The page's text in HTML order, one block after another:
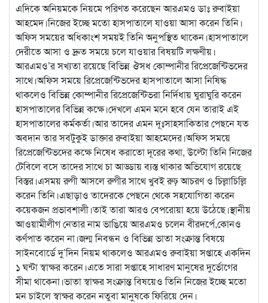
এদিকে অনিয়মকে নিয়মে পরিণত করেছেন আরএমও ডাঃ রুবাইয়া
আহমেদ।নিজের ইচ্ছে মতো হাসপাতালে যাওয়া আসা করেন তিনি।
অফিস সময়ের অধিকাংশ সময়ই তিনি অনুপস্থিত থাকেন।হাসপাতালে
দেরীতে আসা ও দ্রুত সময়ে চলে যাওয়ার বিষয়টি লক্ষণীয়।
আরএমও’র সখ্যতা রয়েছে বিভিন্ন ঔসধ কোম্পানীর রিপ্রেজেন্টিভদের
সাথে।অফিস সময়ে রিপ্রেজেন্টিভদের হাসপাতালে আসা নিষিদ্ধ
থাকলেও বিভিন্ন কোম্পানীর রিপ্রেজেন্টিভরা নির্দিধায় ঘুরাঘুরি করেন
হাসপাতালের বিভিন্ন কক্ষে।দেখলে এমন মনে হবে যেন তারাই এই
হাসপাতালের কর্মকর্তা।আর তাদের এমন দূঃসাহসাকিতার পেছনে যত
অবদান তার সবটুকুই ডাক্তার রুবাইয়া আহমেদের।অফিস সময়ে
রিপ্রেজেন্টিভদের কক্ষে নিষেধ করাতো দূরের কথা, উল্টো তিনি নিজের
টেবিলে বসে তাদের সাথে চা আড্ডায় ব্যস্ত থাকার অভিযোগ রয়েছে
বিস্তর।এসময় রুগী আসলে রুগীর সাথে খুবই রুঢ় আচরণ ও চিল্লাচিল্লি
করেন তিনি।এছাড়াও তাদেরকে পেছনে থেকে সহযোগিতা করেন
কয়েকজন প্রভাবশালী।তাই তারা আরও বেপরোয়া হয়ে উঠেছে।স্থানীয়
আওয়ামীলীগ নেতার নাম ভাঙিয়ে আরএমও চলেন বীরদর্পে,কোনও
কর্ণপাত করেন না।জন্ম নিবন্ধন ও বিভিন্ন ভাতা সংক্রান্ত বিষয়ে
সাইনবোর্ডে দু’দিন নিয়ম থাকলেও আরএমও রুবাইয়া সপ্তাহে একদিন
১ ঘন্টা স্বাক্ষর করেন।এতে সারা সপ্তাহে সাধারণ মানুষের দুর্ভোগের
সীমা থাকেনা।ভাতা স্বাক্ষর সংক্রান্ত বিষয়েও তিনি নিজের ইচ্ছে মতো
মন চাইলে স্বাক্ষর করেন নতুবা মানুষকে ফিরিয়ে দেন।